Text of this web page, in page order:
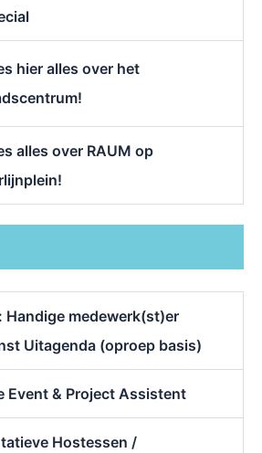
hier alles over het
alles over RAUM op
Handige medewerk(st)er
Uitagenda (oproep basis)
Event & Project Assistent
Hostessen /